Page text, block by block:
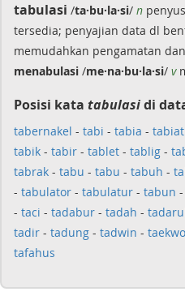
tabulasi /ta·bu·la·si/ n
tersedia; penyajian data dl
memudahkan pengamatan
menabulasi /me·na·bu·la·si/ v
Posisi kata tabulasidi
tabernakel - tabi - tabia - tabiat
tabik - tabir - tablet - tablig -
tabrak - tabu - tabu - tabuh -
- tabulator - tabulatur - tabun -
- taci - tadabur - tadah -
tadir - tadung - tadwin -
tafahus